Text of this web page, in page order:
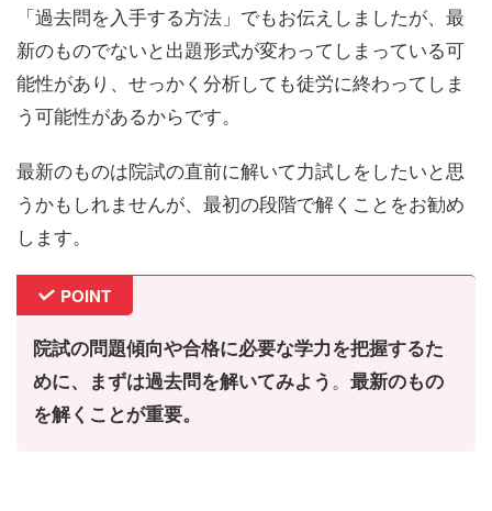
「過去問を入手する方法」でもお伝えしましたが、最
新のものでないと出題形式が変わってしまっている可
能性があり、せっかく分析しても徒労に終わってしま
う可能性があるからです。
最新のものは院試の直前に解いて力試しをしたいと思
うかもしれませんが、最初の段階で解くことをお勧め
します。
POINT
院試の問題傾向や合格に必要な学力を把握するた
めに、まずは過去問を解いてみよう 。 最新のもの
を解くことが重要。